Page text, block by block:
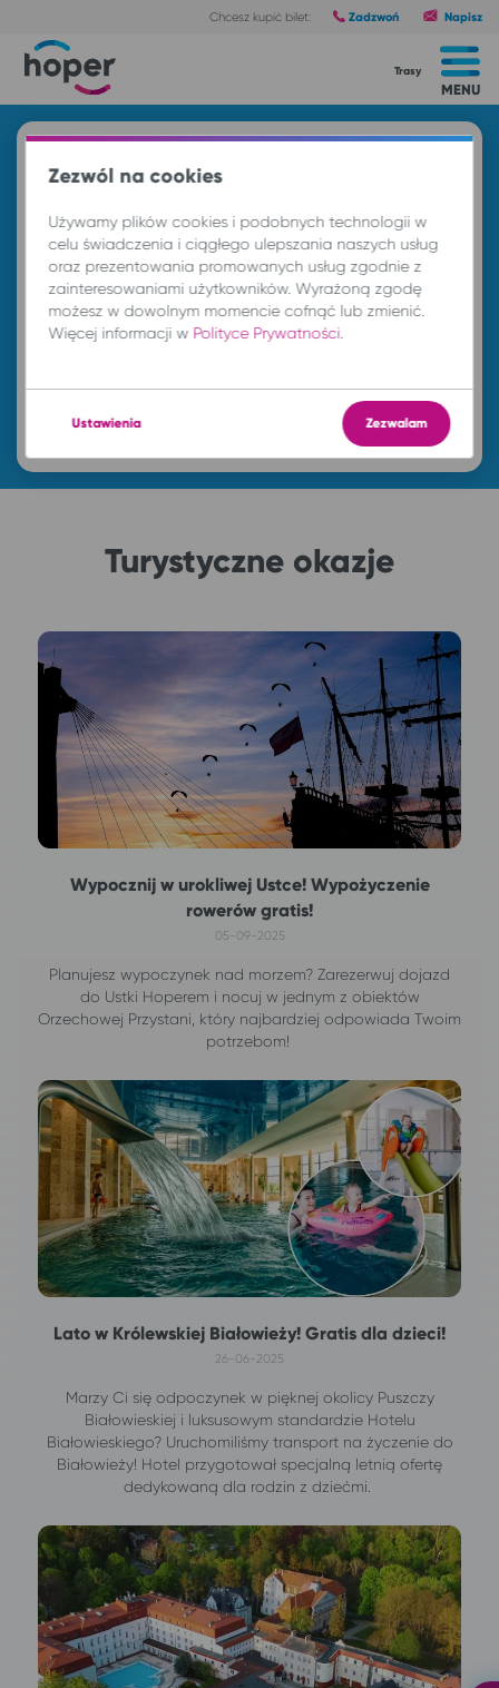
Chcesz kupić bilet: Zadzwoń Napisz
MENU
Trasy
DO
nd. 9 sie.
Znajdź przejazd
Turystyczne okazje
Wypocznij w urokliwej Ustce! Wypożyczenie
rowerów gratis!
05-09-2025
Planujesz wypoczynek nad morzem? Zarezerwuj dojazd
do Ustki Hoperem i nocuj w jednym z obiektów
Orzechowej Przystani, który najbardziej odpowiada Twoim
potrzebom!
Lato w Królewskiej Białowieży! Gratis dla dzieci!
26-06-2025
Marzy Ci się odpoczynek w pięknej okolicy Puszczy
Białowieskiej i luksusowym standardzie Hotelu
Białowieskiego? Uruchomiliśmy transport na życzenie do
Białowieży! Hotel przygotował specjalną letnią ofertę
dedykowaną dla rodzin z dziećmi.
Zezwól na cookies
Używamy plików cookies i podobnych technologii w
celu świadczenia i ciągłego ulepszania naszych usług
oraz prezentowania promowanych usług zgodnie z
zainteresowaniami użytkowników. Wyrażoną zgodę
możesz w dowolnym momencie cofnąć lub zmienić.
Więcej informacji w Polityce Prywatności
Ustawienia Zezwalam